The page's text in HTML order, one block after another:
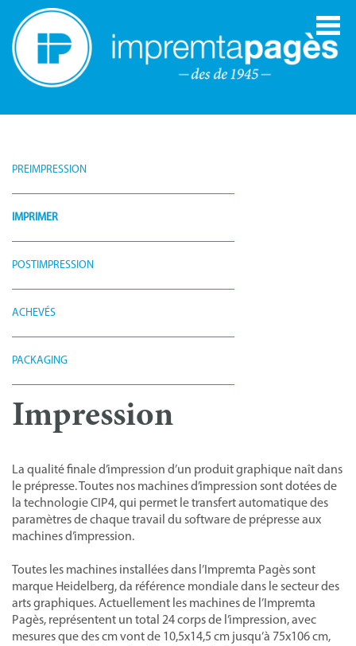
PREIMPRESSION
IMPRIMER
POSTIMPRESSION
ACHEVÉS
PACKAGING
Impression
La qualité finale d’impression d’un produit graphique naît dans
le prépresse. Toutes nos machines d’impression sont dotées de
la technologie CIP4, qui permet le transfert automatique des
paramètres de chaque travail du software de prépresse aux
machines d’impression.
Toutes les machines installées dans l’Impremta Pagès sont
marque Heidelberg, da référence mondiale dans le secteur des
arts graphiques. Actuellement les machines de l’Impremta
Pagès, représentent un total 24 corps de l’impression, avec
mesures que des cm vont de 10,5x14,5 cm jusqu’à 75x106 cm,